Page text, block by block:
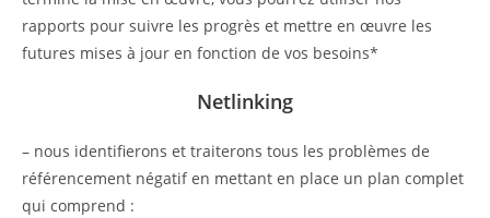
rapports pour suivre les progrès et mettre en œuvre les
futures mises à jour en fonction de vos besoins*
Netlinking
– nous identifierons et traiterons tous les problèmes de
référencement négatif en mettant en place un plan complet
qui comprend :